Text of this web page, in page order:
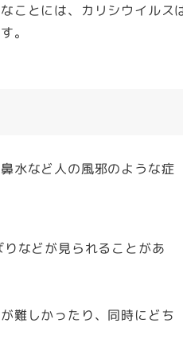
ことには、カリシウイル
。
水など人の風邪のような症
などが見られることがあ
難しかったり、同時にどち